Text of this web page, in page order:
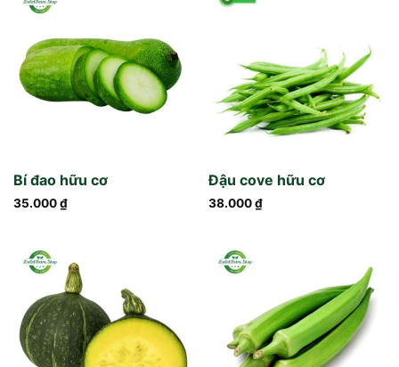
Bí đao hữu cơ
35.000₫
Đậu cove hữu cơ
38.000₫